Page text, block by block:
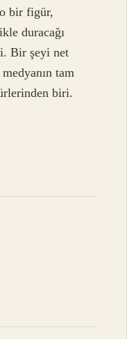
bir figür,
duracağı
Bir şeyi net
tam
biri.